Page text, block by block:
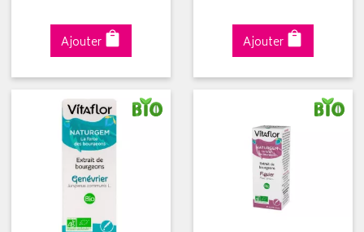
Ajouter Ajouter